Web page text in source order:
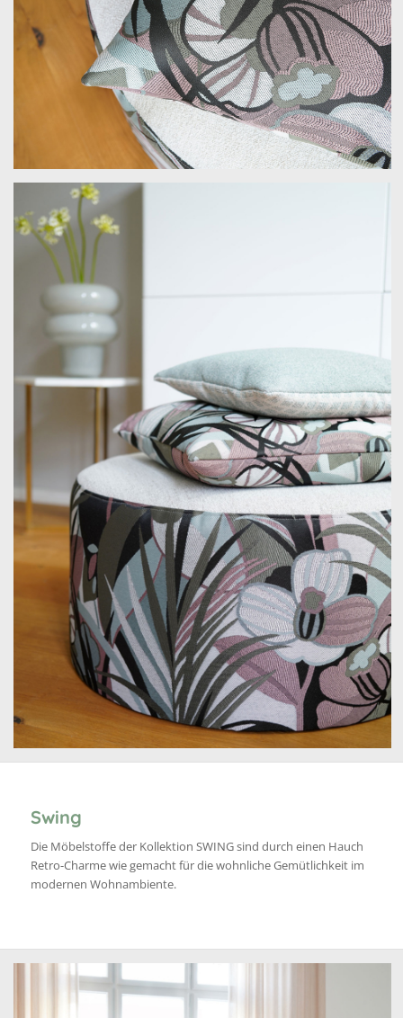
Swing
Die Möbelstoffe der Kollektion SWING sind durch einen Hauch
Retro-Charme wie gemacht für die wohnliche Gemütlichkeit im
modernen Wohnambiente.